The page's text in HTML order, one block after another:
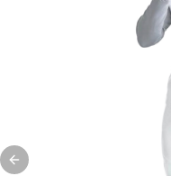
Previous slide